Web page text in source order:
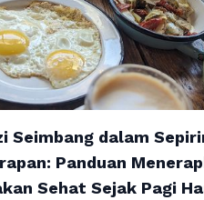
Seimbang dalam
Panduan
Sehat Sejak Pagi